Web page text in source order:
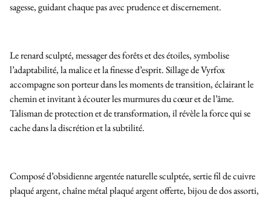
sagesse, guidant chaque pas avec prudence et discernement.
Le renard sculpté, messager des forêts et des étoiles, symbolise
l’adaptabilité, la malice et la finesse d’esprit. Sillage de Vyrfox
accompagne son porteur dans les moments de transition, éclairant le
chemin et invitant à écouter les murmures du cœur et de l’âme.
Talisman de protection et de transformation, il révèle la force qui se
cache dans la discrétion et la subtilité.
Composé d’obsidienne argentée naturelle sculptée, sertie fil de cuivre
plaqué argent, chaîne métal plaqué argent offerte, bijou de dos assorti,